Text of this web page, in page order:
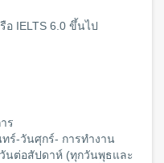
อ IELTS 6.0 ขึ้นไป
ร
ร์-วันศุกร์- การทำงาน
นต่อสัปดาห์ (ทุกวันพุธและ